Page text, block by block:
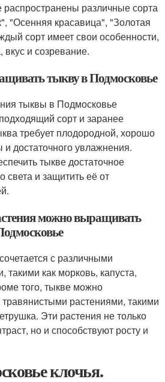
различные сорта
"Осенняя красавица", "Золотая
сорт имеет свои особенности,
вкус и созревание.
тыкву в Подмосковье
тыквы в Подмосковье
сорт и заранее
требует плодородной, хорошо
достаточного увлажнения.
тыкве достаточное
света и защитить её от
можно выращивать
с различными
как морковь, капуста,
того, тыкве можно
растениями, такими
Эти растения не только
но и способствуют росту и
клочья.